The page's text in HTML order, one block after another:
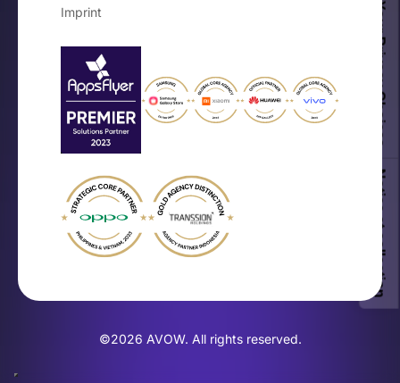
Imprint
©2026 AVOW. All rights reserved.
Your Privacy Choices
Notice at collection